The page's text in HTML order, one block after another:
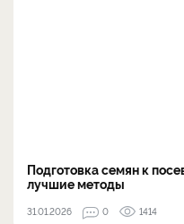
Подготовка семян к
лучшие методы
31.01.2026 0 1414